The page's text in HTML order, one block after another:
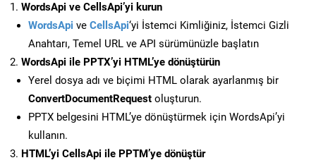
WordsApi ve CellsApi’yi kurun
WordsApi ve CellsApi‘yi İstemci Kimliğiniz, İstemci Gizli
Anahtarı, Temel URL ve API sürümünüzle başlatın
WordsApi ile PPTX’yi HTML’ye dönüştürün
Yerel dosya adı ve biçimi HTML olarak ayarlanmış bir
ConvertDocumentRequest oluşturun.
PPTX belgesini HTML’ye dönüştürmek için WordsApi’yi
kullanın.
HTML’yi CellsApi ile PPTM’ye dönüştür